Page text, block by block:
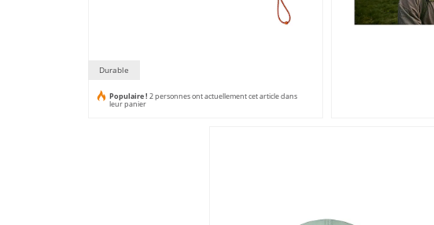
Durable
Populaire ! 2 personnes ont actuellement cet article dans
leur panier